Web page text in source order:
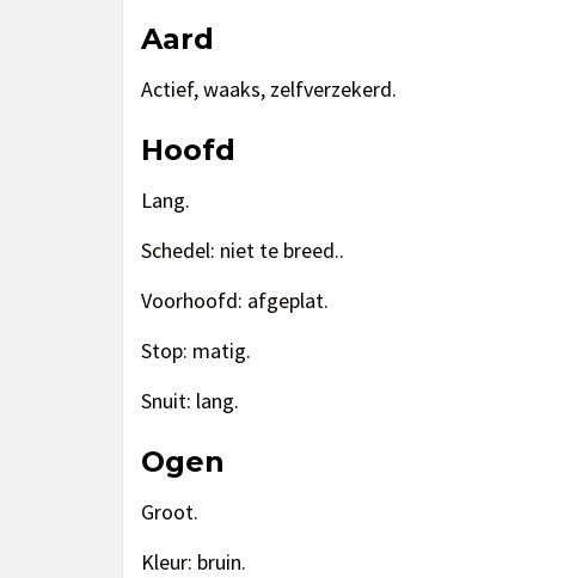
Aard
Actief, waaks, zelfverzekerd.
Hoofd
Lang.
Schedel: niet te breed..
Voorhoofd: afgeplat.
Stop: matig.
Snuit: lang.
Ogen
Groot.
Kleur: bruin.